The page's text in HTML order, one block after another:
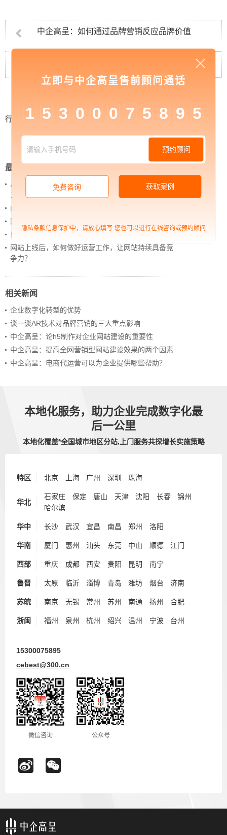
中企高呈：如何通过品牌营销反应品牌价值
行业资讯
中企高呈：H5页面制作设计的三个方向
最新新闻
从 “黑神话：悟空” 的成功，看企业网站如何撬动品牌
力量
内容管理：媒体资讯网站搭建的隐藏大BOSS
网站进化的终极形态，你了解吗？
如何借助设计服务打造超级品牌？
网站上线后，如何做好运营工作，让网站持续具备竞
争力？
相关新闻
企业数字化转型的优势
谈一谈AR技术对品牌营销的三大重点影响
中企高呈：论h5制作对企业网站建设的重要性
中企高呈：提高全网营销型网站建设效果的两个因素
中企高呈：电商代运营可以为企业提供哪些帮助？
本地化服务，助力企业完成数字化最
后一公里
本地化覆盖*全国城市地区分站,上门服务共探增长实施策略
特区 北京 上海 广州 深圳 珠海
华北
石家庄 保定 唐山 天津 沈阳 长春
锦州
哈尔滨
华中 长沙 武汉 宜昌 南昌 郑州 洛阳
华南 厦门 惠州 汕头 东莞 中山 顺德 江门
西部 重庆 成都 西安 贵阳 昆明 南宁
鲁晋 太原 临沂 淄博 青岛 潍坊 烟台 济南
苏皖 南京 无锡 常州 苏州 南通 扬州 合肥
浙闽 福州 泉州 杭州 绍兴 温州 宁波 台州
15300075895
cebest@300.cn
微信咨询 公众号
立即与中企高呈售前顾问通话
1 5 3 0 0 0 7 5 8 9 5
预约顾问
免费咨询 获取案例
隐私条款信息保护中，请放心填写 您也可以进行在线咨询或预约顾问